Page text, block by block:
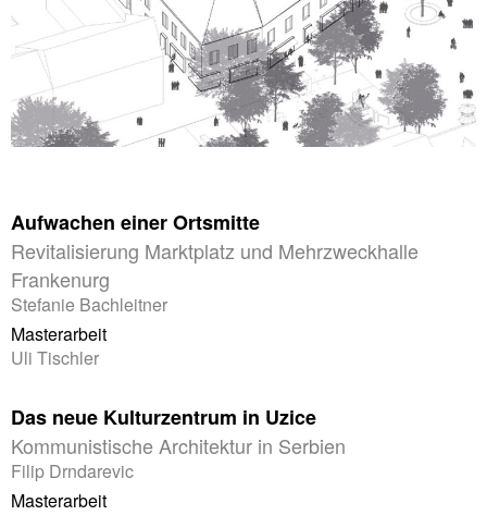
Aufwachen einer Ortsmitte
Revitalisierung Marktplatz und Mehrzweckhalle
Frankenurg
Stefanie Bachleitner
Masterarbeit
Uli Tischler
Das neue Kulturzentrum in Uzice
Kommunistische Architektur in Serbien
Filip Drndarevic
Masterarbeit